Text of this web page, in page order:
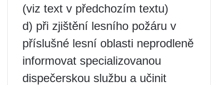
(viz text v předchozím textu)
d) při zjištění lesního požáru v
příslušné lesní oblasti neprodleně
informovat specializovanou
dispečerskou službu a učinit